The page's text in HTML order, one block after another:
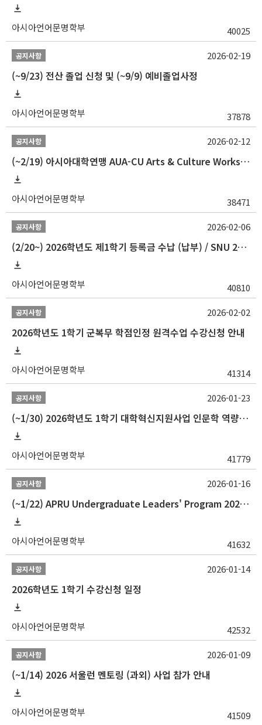
아시아언어문명학부 40025
공지사항
(~9/23) 전산 졸업 신청 및 (~9/9) 예비졸업사정
아시아언어문명학부 37878
2026-02-19
공지사항
(~2/19) 아시아대학연맹 AUA-CU Arts & Culture Workshop Camp 2026 참가자 선발 안내
아시아언어문명학부 38471
2026-02-12
공지사항
(2/20~) 2026학년도 제1학기 등록금 수납 (납부) / SNU 26-1 Tuition fee payment notice
아시아언어문명학부 40810
2026-02-06
공지사항
2026학년도 1학기 군복무 학점인정 원격수업 수강신청 안내
아시아언어문명학부 41314
2026-02-02
공지사항
(~1/30) 2026학년도 1학기 대학혁신지원사업 인문학 역량강화 학업지원금 지원 선발 안내(학·석·박사)
아시아언어문명학부 41779
2026-01-23
공지사항
(~1/22) APRU Undergraduate Leaders' Program 2026 프로그램 참가자 모집
아시아언어문명학부 41632
2026-01-16
공지사항
2026학년도 1학기 수강신청 일정
아시아언어문명학부 42532
2026-01-14
공지사항
(~1/14) 2026 서울런 멘토링 (과외) 사업 참가 안내
아시아언어문명학부 41509
2026-01-09